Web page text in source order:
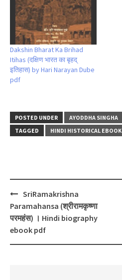
Dakshin Bharat Ka Brihad
Itihas (दक्षिण भारत का बृहद्
इतिहास) by Hari Narayan Dube
pdf
POSTED UNDER AYODDHA SINGHA
TAGGED
HINDI HISTORICAL EBOOK
Post
navigation
SriRamakrishna
Paramahansa (श्रीरामकृष्णा
परमहंस) । Hindi biography
ebook pdf